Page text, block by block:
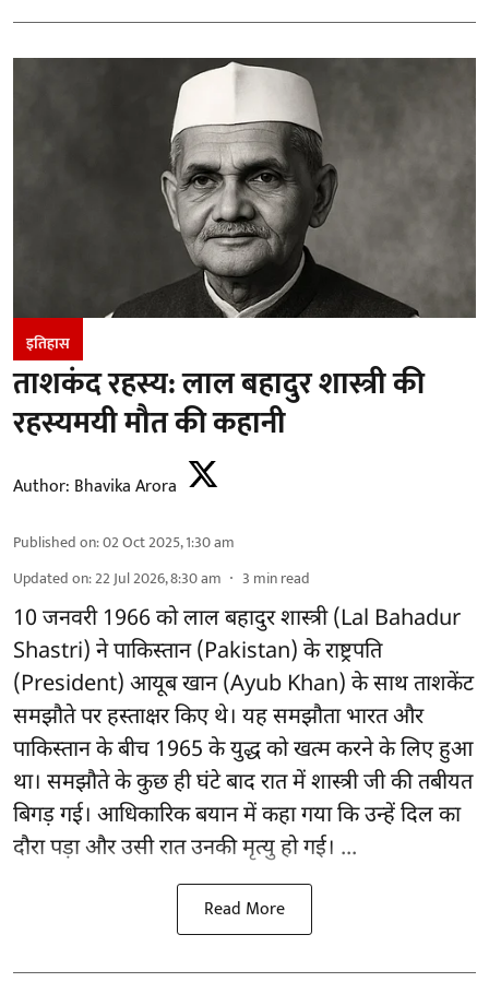
इतिहास
ताशकंद रहस्य: लाल बहादुर शास्त्री की
रहस्यमयी मौत की कहानी
Author: Bhavika Arora
Published on:02 Oct 2025, 1:30 am
Updated on:22 Jul 2026, 8:30 am 3 min read
10 जनवरी 1966 को लाल बहादुर शास्त्री (Lal Bahadur
Shastri) ने पाकिस्तान (Pakistan) के राष्ट्रपति
(President) आयूब खान (Ayub Khan) के साथ ताशकेंट
समझौते पर हस्ताक्षर किए थे। यह समझौता भारत और
पाकिस्तान के बीच 1965 के युद्ध को खत्म करने के लिए हुआ
था। समझौते के कुछ ही घंटे बाद रात में शास्त्री जी की तबीयत
बिगड़ गई। आधिकारिक बयान में कहा गया कि उन्हें दिल का
दौरा पड़ा और उसी रात उनकी मृत्यु हो गई। ...
Read More